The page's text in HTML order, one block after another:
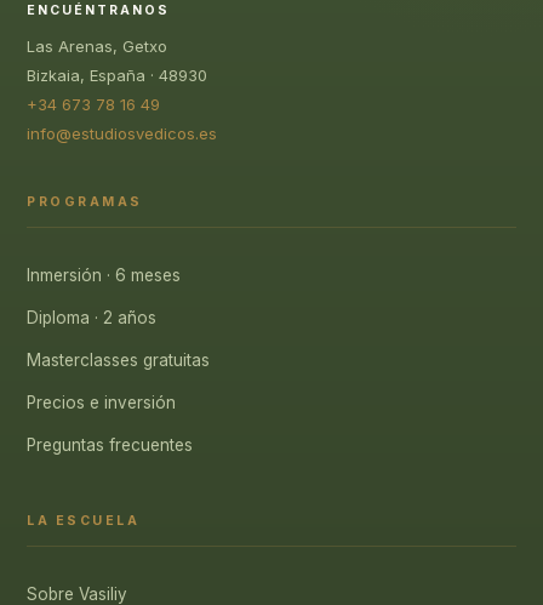
ENCUÉNTRANOS
Las Arenas, Getxo
Bizkaia, España · 48930
+34 673 78 16 49
info@estudiosvedicos.es
PROGRAMAS
Inmersión · 6 meses
Diploma · 2 años
Masterclasses gratuitas
Precios e inversión
Preguntas frecuentes
LA ESCUELA
Sobre Vasiliy